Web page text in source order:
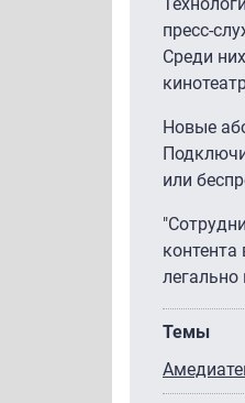
пресс-
Среди
Новые
или
легально
Темы